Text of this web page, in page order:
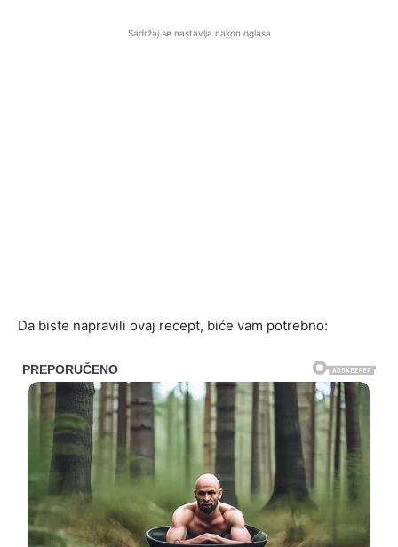
Sadržaj se nastavlja nakon oglasa
Da biste napravili ovaj recept, biće vam potrebno: